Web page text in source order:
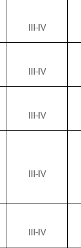
III-IV
III-IV
III-IV
III-IV
III-IV